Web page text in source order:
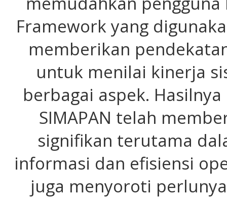
Framework yang
memberikan
untuk menilai kinerja
berbagai aspek.
SIMAPAN telah
signifikan terutama
informasi dan efisiensi
juga menyoroti